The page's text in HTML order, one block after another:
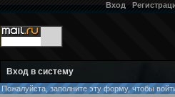
Вход
Вход в систему
Пожалуйста, заполните эту форму, чтобы